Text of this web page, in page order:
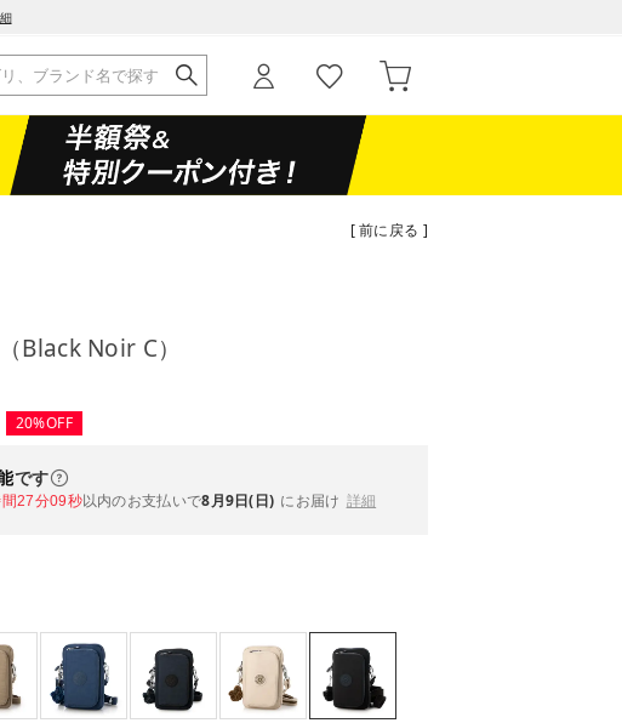
[ 前に戻る ]
Black Noir C）
20%OFF
です
27分08秒以内のお支払いで8月9日(日) にお届け 詳細